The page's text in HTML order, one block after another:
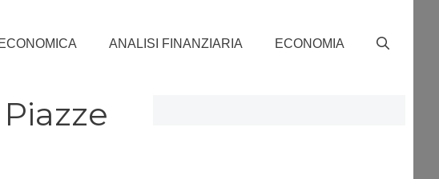
ANALISI FINANZIARIA ECONOMIA